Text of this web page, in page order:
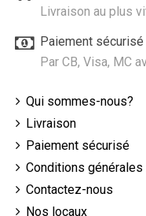
Livraison au plus
Paiement sécurisé
Par CB, Visa, MC
Qui sommes-nous?
Livraison
Paiement sécurisé
Conditions
Contactez-nous
Nos locaux